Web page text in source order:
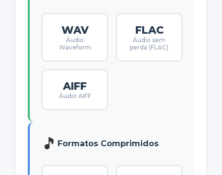
WAV
Áudio
Waveform
FLAC
Áudio sem
perda (FLAC)
AIFF
Áudio AIFF
🎵 Formatos Comprimidos